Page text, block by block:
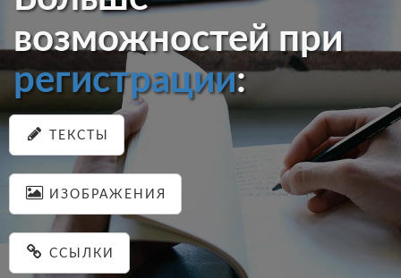
возможностей при
регистрации:
ТЕКСТЫ
ИЗОБРАЖЕНИЯ
ССЫЛКИ